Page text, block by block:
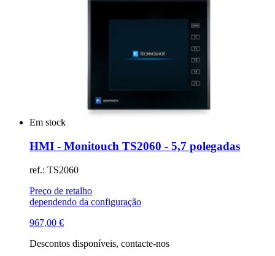
Em stock
HMI - Monitouch TS2060 - 5,7 polegadas
ref.: TS2060
Preço de retalho
dependendo da configuração
967,00 €
Descontos disponíveis, contacte-nos